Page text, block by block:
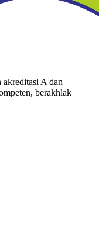
A dan
berakhlak